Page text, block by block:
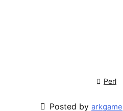
 Perl
 Posted by arkgame